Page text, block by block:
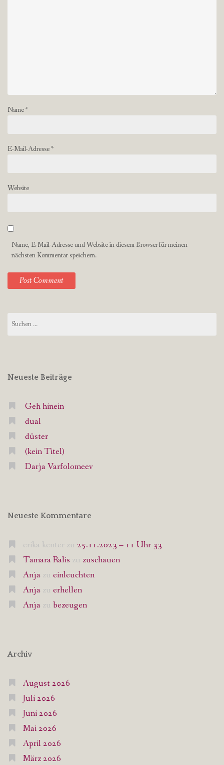
Name*
E-Mail-Adresse*
Website
Name, E-Mail-Adresse und Website in diesem Browser für meinen
nächsten Kommentar speichern.
nach:
Neueste Beiträge
Geh hinein
dual
düster
(kein Titel)
Darja Varfolomeev
Neueste Kommentare
erika kenter zu 25.11.2023 – 11 Uhr 33
Tamara Ralis zu zuschauen
Anja zu einleuchten
Anja zu erhellen
Anja zu bezeugen
Archiv
August 2026
Juli 2026
Juni 2026
Mai 2026
April 2026
März 2026